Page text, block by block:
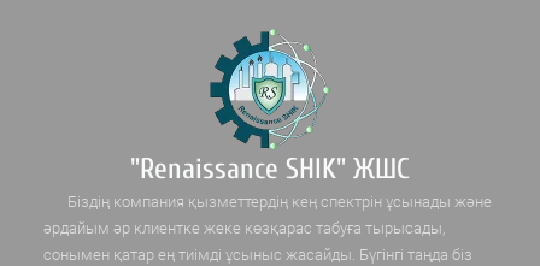
"Renaissance SHIK" ЖШС
Біздің компания қызметтердің кең спектрін ұсынады және
әрдайым әр клиентке жеке көзқарас табуға тырысады,
сонымен қатар ең тиімді ұсыныс жасайды. Бүгінгі таңда біз